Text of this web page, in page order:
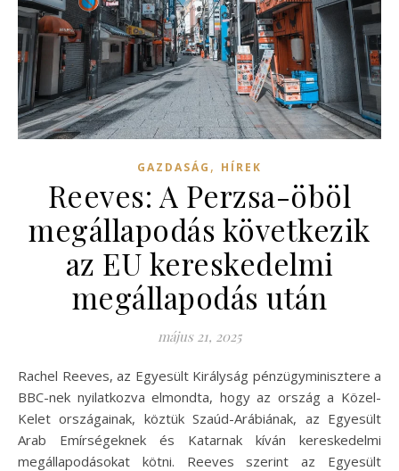
GAZDASÁG , HÍREK
Reeves: A Perzsa-öböl
megállapodás következik
az EU kereskedelmi
megállapodás után
május 21, 2025
Rachel Reeves, az Egyesült Királyság pénzügyminisztere a
BBC-nek nyilatkozva elmondta, hogy az ország a Közel-
Kelet országainak, köztük Szaúd-Arábiának, az Egyesült
Arab Emírségeknek és Katarnak kíván kereskedelmi
megállapodásokat kötni. Reeves szerint az Egyesült